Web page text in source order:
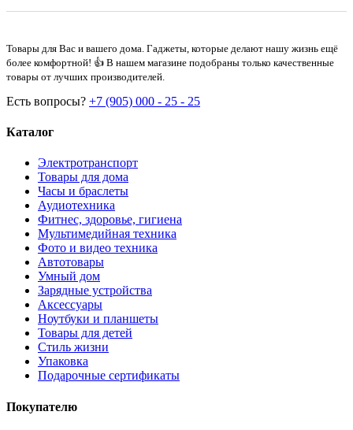
Товары для Вас и вашего дома. Гаджеты, которые делают нашу жизнь ещё
более комфортной! 👍 В нашем магазине подобраны только качественные
товары от лучших производителей.
Есть вопросы? +7 (905) 000 - 25 - 25
Каталог
Электротранспорт
Товары для дома
Часы и браслеты
Аудиотехника
Фитнес, здоровье, гигиена
Мультимедийная техника
Фото и видео техника
Автотовары
Умный дом
Зарядные устройства
Аксессуары
Ноутбуки и планшеты
Товары для детей
Стиль жизни
Упаковка
Подарочные сертификаты
Покупателю